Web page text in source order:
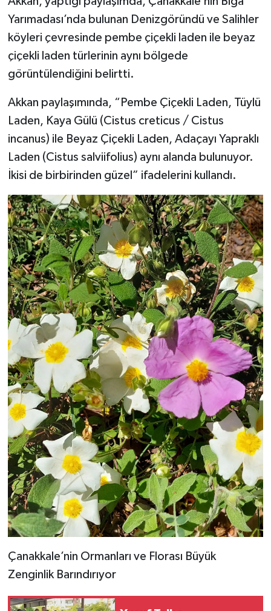
Yarımadası’nda bulunan Denizgöründü ve Salihler
köyleri çevresinde pembe çiçekli laden ile beyaz
çiçekli laden türlerinin aynı bölgede
görüntülendiğini belirtti.
Akkan paylaşımında, “Pembe Çiçekli Laden, Tüylü
Laden, Kaya Gülü (Cistus creticus / Cistus
incanus) ile Beyaz Çiçekli Laden, Adaçayı Yapraklı
Laden (Cistus salviifolius) aynı alanda bulunuyor.
İkisi de birbirinden güzel” ifadelerini kullandı.
Çanakkale’nin Ormanları ve Florası Büyük
Zenginlik Barındırıyor